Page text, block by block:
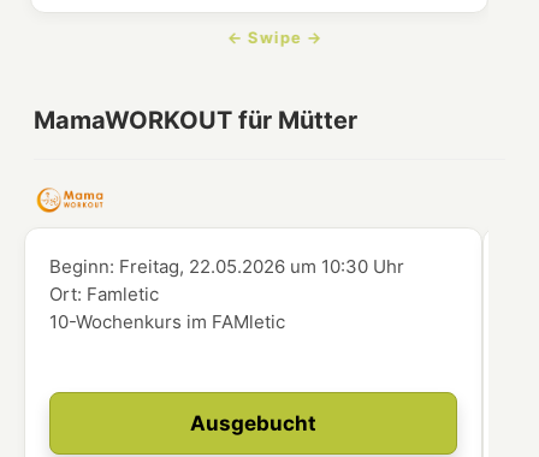
MamaWORKOUT für Mütter
Ausgebucht
Beginn: Freitag, 22.05.2026 um 10:30 Uhr
Ort: Famletic
10-Wochenkurs im FAMletic